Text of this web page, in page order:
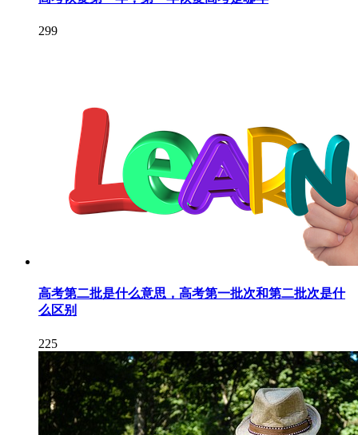
299
高考第二批是什么意思，高考第一批次和第二批次是什
么区别
225